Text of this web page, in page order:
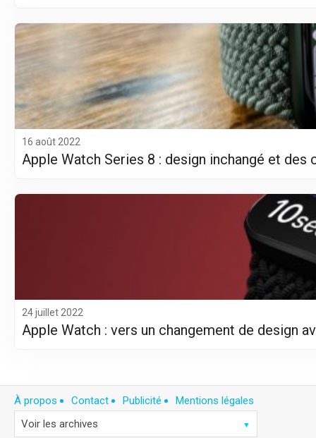
16 août 2022
Apple Watch Series 8 : design inchangé et des
24 juillet 2022
Apple Watch : vers un changement de design
À propos Contact Publicité Mentions légales